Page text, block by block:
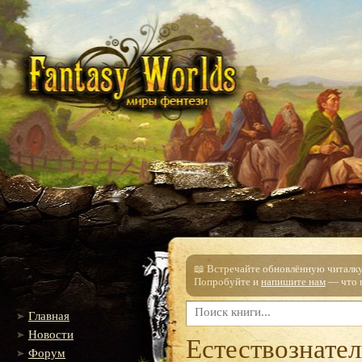
Главная
Новости
Форум
📖 Встречайте обновлённую
Попробуйте и напишите нам — что